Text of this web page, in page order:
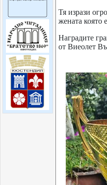
Тя изрази
жената която
Наградите
от Виеолет